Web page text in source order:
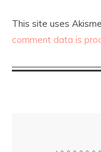
This site uses
comment data is